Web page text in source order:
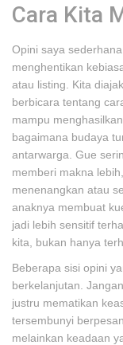
Cara Kita
Opini saya
menghentikan
atau listing. Kita
berbicara tentang
mampu
bagaimana budaya
antarwarga. Gue
memberi makna
menenangkan atau
anaknya membuat
jadi lebih sensitif
kita, bukan hanya
Beberapa sisi opini
berkelanjutan.
justru mematikan
tersembunyi
melainkan keadaan